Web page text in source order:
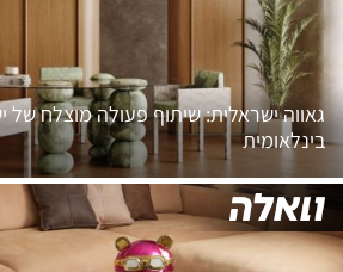
שיפוץ פנטהאוז תל אביבי בהשראת בית מלון ב-5
גאווה ישראלית: שיתוף פעולה מוצלח של
בינלאומית